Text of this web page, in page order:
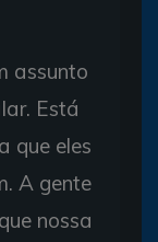
assunto
Está
que eles
A gente
nossa